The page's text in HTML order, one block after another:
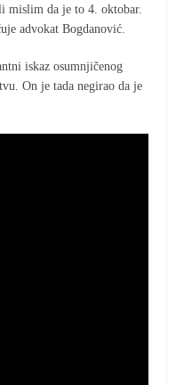
mislim da je to 4. oktobar.
advokat Bogdanović.
iskaz osumnjičenog
On je tada negirao da je